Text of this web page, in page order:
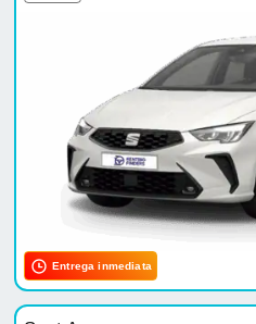
Entrega inmediata